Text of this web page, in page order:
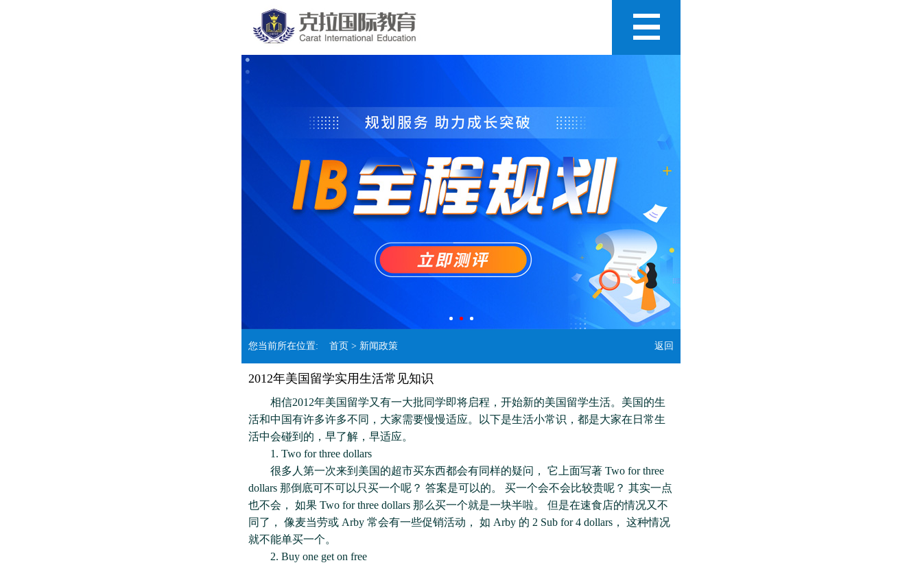
您当前所在位置: 首页 > 新闻政策 返回
2012年美国留学实用生活常见知识
相信2012年美国留学又有一大批同学即将启程，开始新的美国留学生活。美国的生
活和中国有许多许多不同，大家需要慢慢适应。以下是生活小常识，都是大家在日常生
活中会碰到的，早了解，早适应。
1. Two for three dollars
很多人第一次来到美国的超市买东西都会有同样的疑问， 它上面写著 Two for three
dollars 那倒底可不可以只买一个呢？ 答案是可以的。 买一个会不会比较贵呢？ 其实一点
也不会， 如果 Two for three dollars 那么买一个就是一块半啦。 但是在速食店的情况又不
同了， 像麦当劳或 Arby 常会有一些促销活动， 如 Arby 的 2 Sub for 4 dollars， 这种情况
就不能单买一个。
2. Buy one get on free